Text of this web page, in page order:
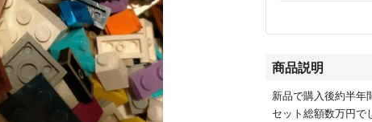
商品説明
新品で購入後約半年
セット総額数万円で